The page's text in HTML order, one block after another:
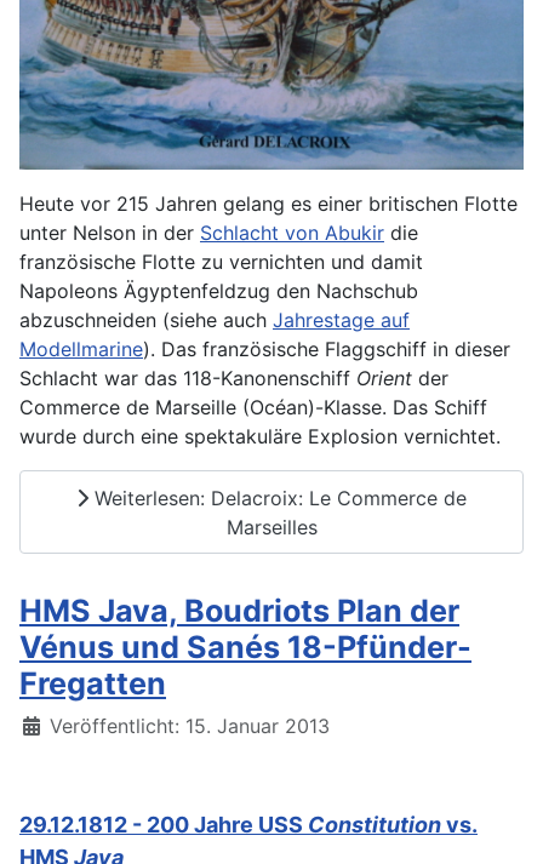
Heute vor 215 Jahren gelang es einer britischen Flotte
unter Nelson in der Schlacht von Abukir die
französische Flotte zu vernichten und damit
Napoleons Ägyptenfeldzug den Nachschub
abzuschneiden (siehe auch Jahrestage auf
Modellmarine). Das französische Flaggschiff in dieser
Schlacht war das 118-Kanonenschiff Orient der
Commerce de Marseille (Océan)-Klasse. Das Schiff
wurde durch eine spektakuläre Explosion vernichtet.
Weiterlesen: Delacroix: Le Commerce de
Marseilles
HMS Java, Boudriots Plan der
Vénus und Sanés 18-Pfünder-
Fregatten
Details
Veröffentlicht: 15. Januar 2013
29.12.1812 - 200 Jahre USS Constitutionvs.
HMS Java